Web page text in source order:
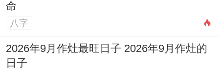
命
八字
2026年9月作灶最旺日子 2026年9月作灶的
日子